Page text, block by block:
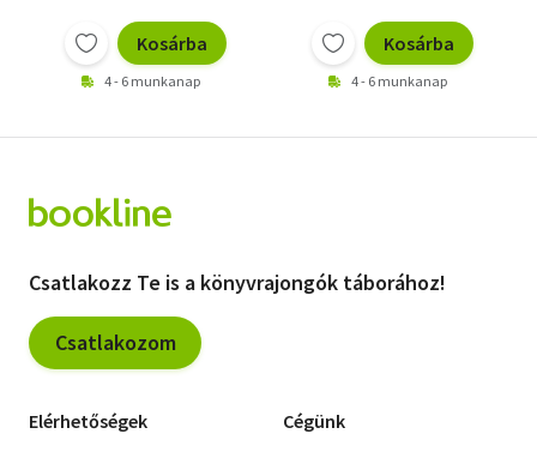
Kosárba
4 - 6 munkanap
Kosárba
4 - 6 munkanap
Csatlakozz Te is a könyvrajongók táborához!
Csatlakozom
Elérhetőségek Cégünk